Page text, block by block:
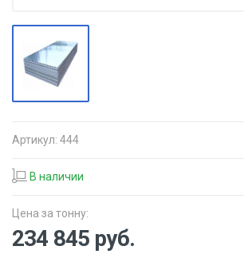
Артикул: 444
В наличии
Цена за тонну:
234 845 руб.